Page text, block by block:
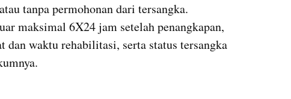
tanpa permohonan dari tersangka.
maksimal 6X24 jam setelah penangkapan,
dan waktu rehabilitasi, serta status tersangka